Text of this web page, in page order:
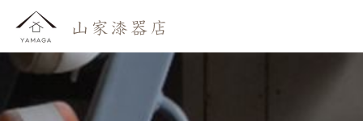
おしらせ
わたしたち
かいもの
よみもの
おといあわせ
ご利用ガイド